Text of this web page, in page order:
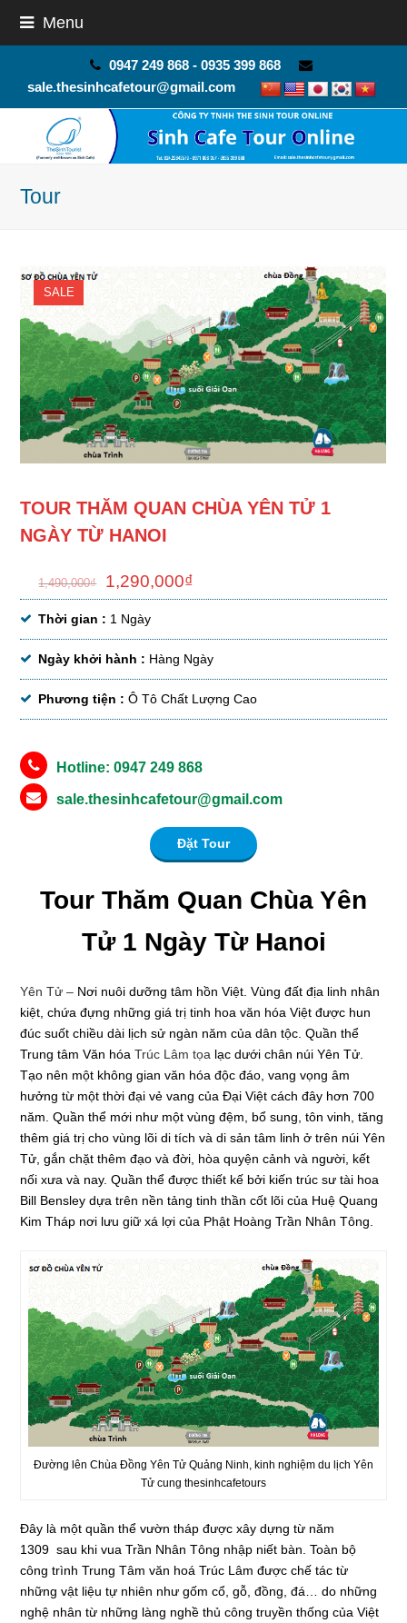
Menu
0947 249 868 - 0935 399 868
sale.thesinhcafetour@gmail.com
Tour
SALE
TOUR THĂM QUAN CHÙA YÊN TỬ 1
NGÀY TỪ HANOI
1,490,000₫ 1,290,000₫
Thời gian : 1 Ngày
Ngày khởi hành : Hàng Ngày
Phương tiện : Ô Tô Chất Lượng Cao
Hotline: 0947 249 868
sale.thesinhcafetour@gmail.com
Đặt Tour
Tour Thăm Quan Chùa Yên
Tử 1 Ngày Từ Hanoi
Yên Tử – Nơi nuôi dưỡng tâm hồn Việt.Vùng đất địa linh nhân
kiệt, chứa đựng những giá trị tinh hoa văn hóa Việt được hun
đúc suốt chiều dài lịch sử ngàn năm của dân tộc. Quần thể
Trung tâm Văn hóaTrúc Lâm tọa lạc dưới chân núi Yên Tử.
Tạo nên một không gian văn hóa độc đáo, vang vọng âm
hưởng từ một thời đại vẻ vang của Đại Việt cách đây hơn 700
năm. Quần thể mới như một vùng đệm, bổ sung, tôn vinh, tăng
thêm giá trị cho vùng lõi di tích và di sản tâm linh ở trên núi Yên
Tử, gắn chặt thêm đạo và đời, hòa quyện cảnh và người, kết
nối xưa và nay. Quần thể được thiết kế bởi kiến trúc sư tài hoa
Bill Bensley dựa trên nền tảng tinh thần cốt lõi của Huệ Quang
Kim Tháp nơi lưu giữ xá lợi của Phật Hoàng Trần Nhân Tông.
Đường lên Chùa Đồng Yên Tử Quảng Ninh, kinh nghiệm du lịch Yên
Tử cung thesinhcafetours
Đây là một quần thể vườn tháp được xây dựng từ năm
1309 sau khi vua Trần Nhân Tông nhập niết bàn. Toàn bộ
công trình Trung Tâm văn hoá Trúc Lâm được chế tác từ
những vật liệu tự nhiên như gốm cổ, gỗ, đồng, đá… do những
nghệ nhân từ những làng nghề thủ công truyền thống của Việt